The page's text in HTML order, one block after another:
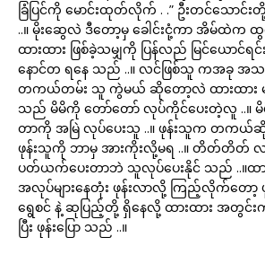
ခြံပြင်ကို မောင်းထုတ်လိုက် . .” ဦးတင်သော
..။ မိုးဆွေလဲ ဒီတော့မှ ခေါင်းငုံ့ကာ အိမ်ထဲက
ထားထား ဖြစ်ခဲ့သမျှကို ပြန်လည် မြင်ယောင်ရ
နောင်တ ရနေ သည် ..။ လင်ဖြစ်သူ ကအခု အသ
တကယ်တမ်း သူ ကွဲမယ် ဆိုတော့လဲ ထားထား မကွဲ
သည် မိမိကို တော်တော် လုပ်ကိုင်ပေးတဲ့လူ ..။ မိ
တာကို အမြဲ လုပ်ပေးသူ ..။ ဖုန်းသူက တကယ်
ဖုန်းသူကို ဘာမှ အားကိုးလို့မရ ..။ တိတ်တိတ် လ
ပတ်ယက်ပေးတာဘဲ သူလုပ်ပေးနိုင် သည် ..။ထာ
အလုပ်များနေတုံး ဖုန်းလာလို့ ကြည့်လိုက်တော့
ရွေစင် နဲ့ ဆုပြည့်တို့ ရှိနေလို့ ထားထား အတွင်း
ပြီး ဖုန်းပြော သည် ..။